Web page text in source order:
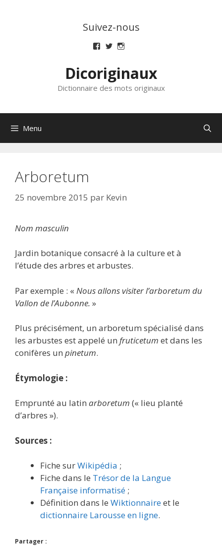
Suivez-nous
Voir
de
dicoriginaux
sur
Facebook
Voir
de
dicoriginaux
sur
Twitter
de
dicoriginaux
sur
Instagram
Dicoriginaux
Dictionnaire des mots originaux
Menu
Arboretum
25 novembre 2015 par Kevin
Nom masculin
Jardin botanique consacré à la culture et à
l’étude des arbres et arbustes.
Par exemple : « Nous allons visiter l’arboretum du
Vallon de l’Aubonne. »
Plus précisément, un arboretum spécialisé dans
les arbustes est appelé un fruticetum et dans les
conifères un pinetum.
Étymologie :
Emprunté au latin arboretum (« lieu planté
d’arbres »).
Sources :
Fiche surWikipédia ;
Fiche dans le Trésor de la Langue
Française informatisé ;
Définition dans le Wiktionnaireet le
dictionnaire Larousse en ligne.
Partager :